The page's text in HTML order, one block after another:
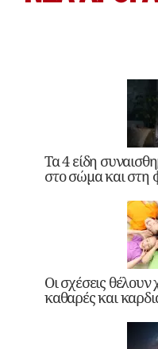
Τα 4 είδη
στο σώμα και στη
Οι σχέσεις θέλουν
καθαρές και